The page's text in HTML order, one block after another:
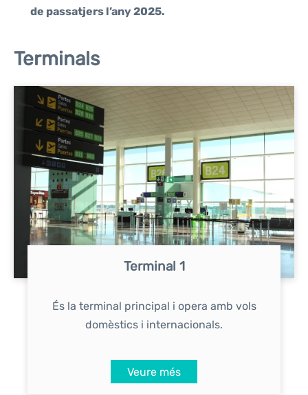
de passatjers l’any 2025.
Terminals
Terminal 1
És la terminal principal i opera amb vols
domèstics i internacionals.
Veure més